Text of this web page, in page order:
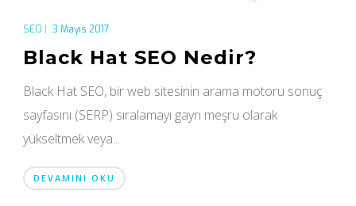
SEO 3 Mayıs 2017
Black Hat SEO Nedir?
Black Hat SEO, bir web sitesinin arama motoru sonuç
sayfasını (SERP) sıralamayı gayrı meşru olarak
yükseltmek veya...
DEVAMINI OKU